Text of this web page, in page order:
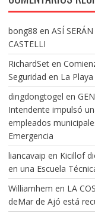
bong88 en ASÍ
CASTELLI
RichardSeten
Seguridad en La
dingdongtogel en
Intendente impulsó
empleados
Emergencia
liancavaip en Kicillof
en una Escuela
Williamhem en LA
deMar de Ajó está